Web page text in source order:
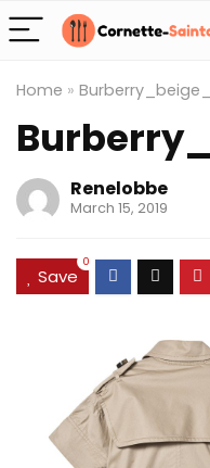
Home »
Renelobbe
March 15, 2019
Save
0